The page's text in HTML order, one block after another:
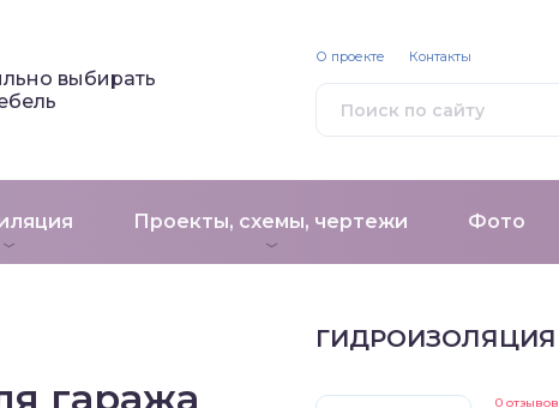
выбирать
Проекты, схемы, чертежи Фото
О проекте Контакты
гаража
ГИДРОИЗОЛЯЦИЯ
0 отзывов